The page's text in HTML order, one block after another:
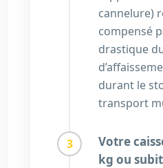
cannelure)
compensé
drastique
durant le
transport
Votre
kg ou